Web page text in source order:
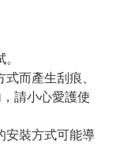
而產生刮痕、
請小心愛護使
裝方式可能導